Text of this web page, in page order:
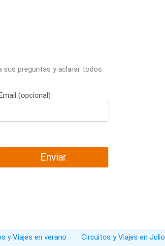
sus preguntas y aclarar todos
Email (opcional)
Enviar
y Viajes en verano Circuitos y Viajes en Julio